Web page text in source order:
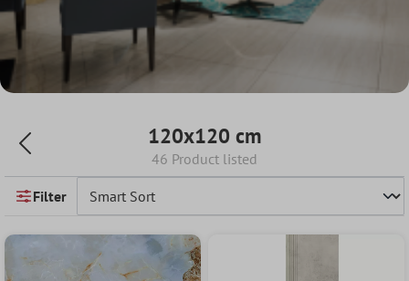
120x120 cm
46 Product listed
Filter